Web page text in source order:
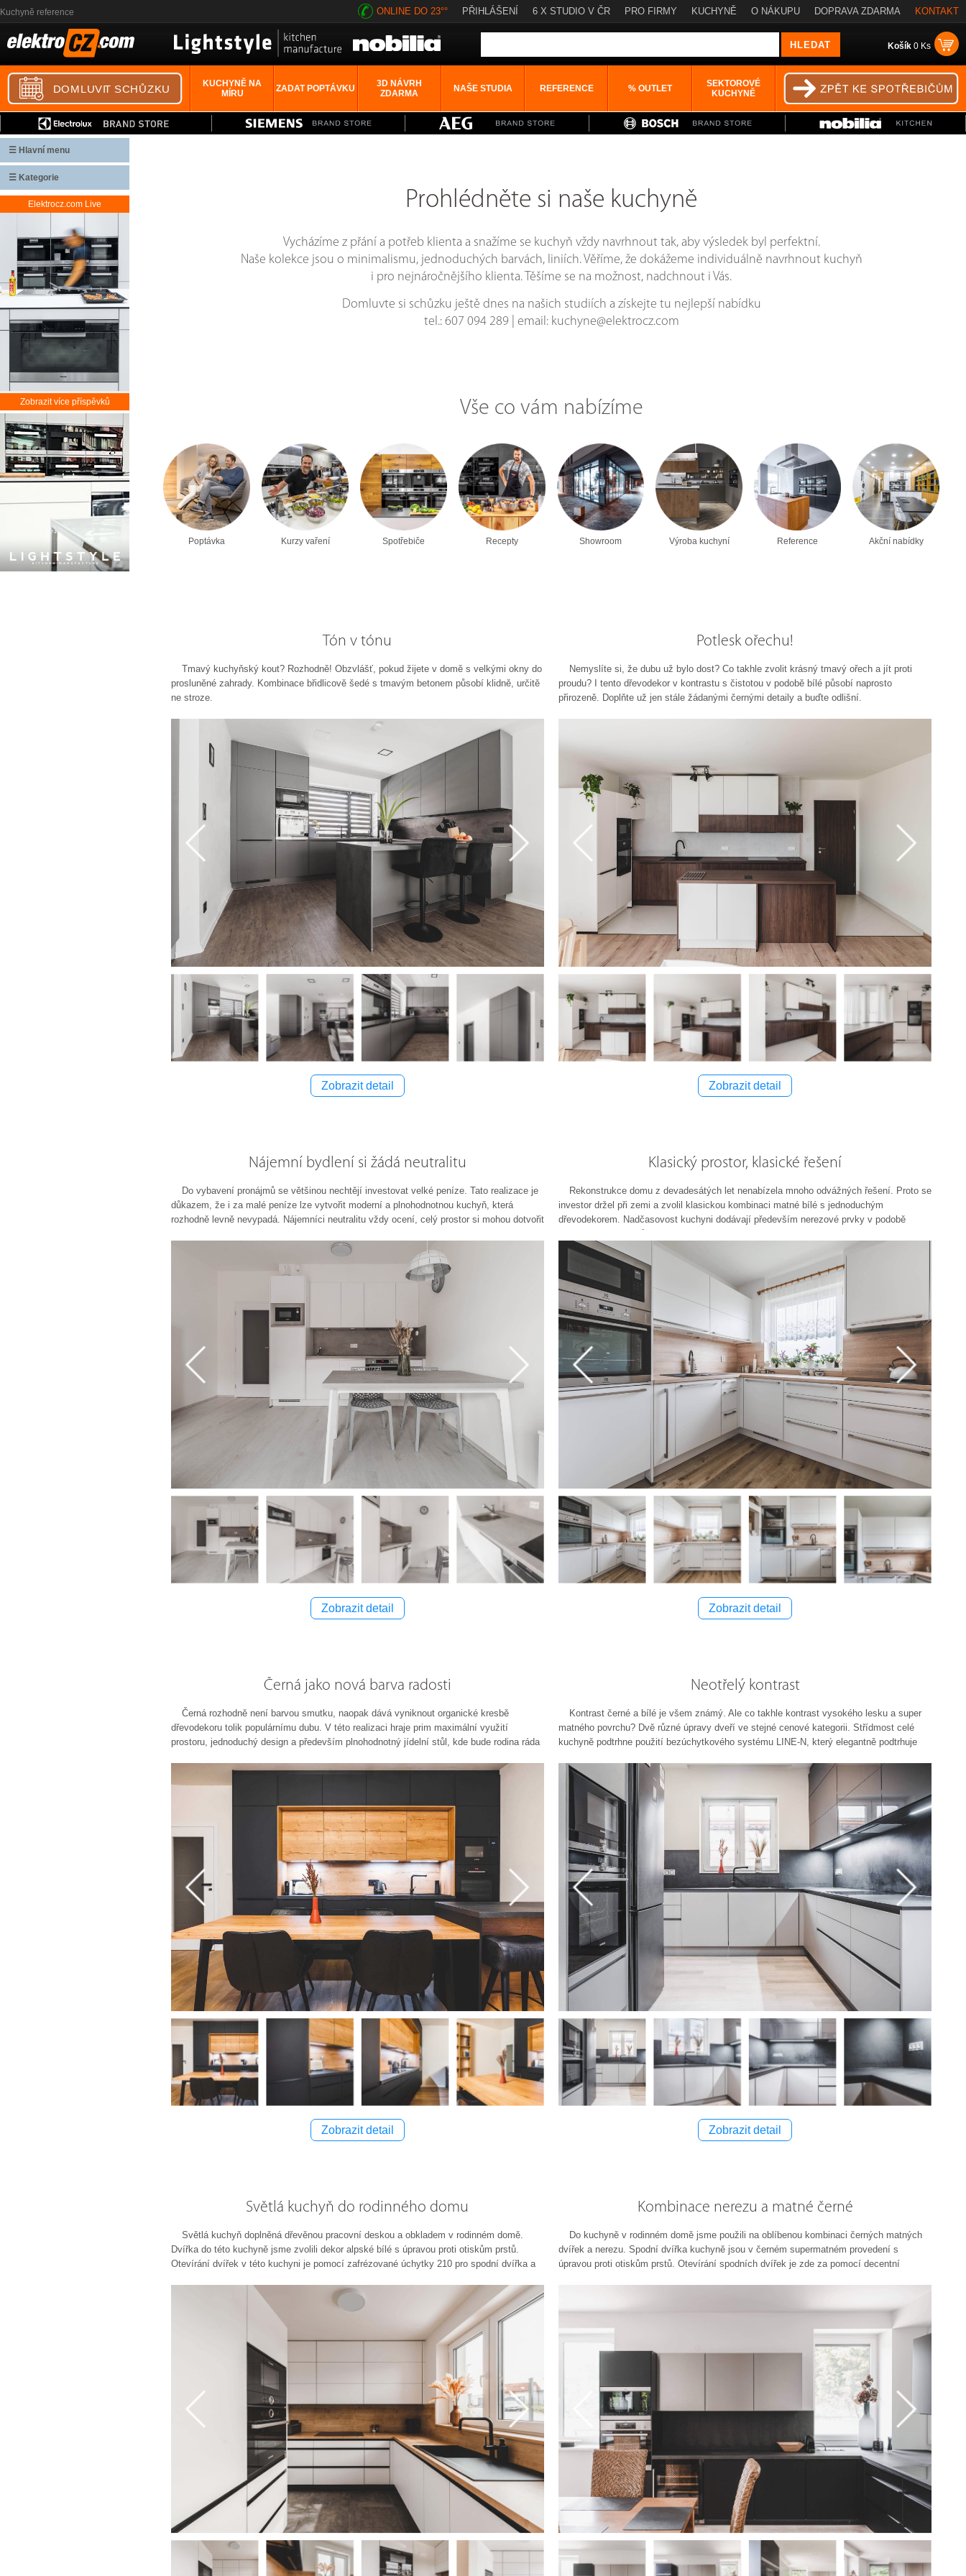
Kuchyně reference ONLINE DO 23°° PŘIHLÁŠENÍ 6 X STUDIO V ČR PRO FIRMY KUCHYNĚ O NÁKUPU DOPRAVA ZDARMA KONTAKT
Košík0 Ks
KUCHYNĚ NA
MÍRU
ZADAT POPTÁVKU
3D NÁVRH
ZDARMA
NAŠE STUDIA REFERENCE % OUTLET
SEKTOROVÉ
KUCHYNĚ
Prohlédněte si naše kuchyně
Vycházíme z přání a potřeb klienta a snažíme se kuchyň vždy navrhnout tak, aby výsledek byl perfektní.
Naše kolekce jsou o minimalismu, jednoduchých barvách, liniích. Věříme, že dokážeme individuálně navrhnout kuchyň
i pro nejnáročnějšího klienta. Těšíme se na možnost, nadchnout i Vás.
Domluvte si schůzku ještě dnes na našich studiích a získejte tu nejlepší nabídku
tel.: 607 094 289 | email: kuchyne@elektrocz.com
Vše co vám nabízíme
Poptávka Kurzy vaření Spotřebiče Recepty Showroom Výroba kuchyní Reference Akční nabídky
Tón v tónu
Tmavý kuchyňský kout? Rozhodně! Obzvlášť, pokud žijete v domě s velkými okny do
prosluněné zahrady. Kombinace břidlicově šedé s tmavým betonem působí klidně, určitě
ne stroze.
Zobrazit detail
Potlesk ořechu!
Nemyslíte si, že dubu už bylo dost? Co takhle zvolit krásný tmavý ořech a jít proti
proudu? I tento dřevodekor v kontrastu s čistotou v podobě bílé působí naprosto
přirozeně. Doplňte už jen stále žádanými černými detaily a buďte odlišní.
Zobrazit detail
Nájemní bydlení si žádá neutralitu
Do vybavení pronájmů se většinou nechtějí investovat velké peníze. Tato realizace je
důkazem, že i za malé peníze lze vytvořit moderní a plnohodnotnou kuchyň, která
rozhodně levně nevypadá. Nájemníci neutralitu vždy ocení, celý prostor si mohou dotvořit
Zobrazit detail
Klasický prostor, klasické řešení
Rekonstrukce domu z devadesátých let nenabízela mnoho odvážných řešení. Proto se
investor držel při zemi a zvolil klasickou kombinaci matné bílé s jednoduchým
dřevodekorem. Nadčasovost kuchyni dodávají především nerezové prvky v podobě
Zobrazit detail
Černá jako nová barva radosti
Černá rozhodně není barvou smutku, naopak dává vyniknout organické kresbě
dřevodekoru tolik populárnímu dubu. V této realizaci hraje prim maximální využití
prostoru, jednoduchý design a především plnohodnotný jídelní stůl, kde bude rodina ráda
Zobrazit detail
Neotřelý kontrast
Kontrast černé a bílé je všem známý. Ale co takhle kontrast vysokého lesku a super
matného povrchu? Dvě různé úpravy dveří ve stejné cenové kategorii. Střídmost celé
kuchyně podtrhne použití bezúchytkového systému LINE-N, který elegantně podtrhuje
Zobrazit detail
Světlá kuchyň do rodinného domu
Světlá kuchyň doplněná dřevěnou pracovní deskou a obkladem v rodinném domě.
Dvířka do této kuchyně jsme zvolili dekor alpské bílé s úpravou proti otiskům prstů.
Otevírání dvířek v této kuchyni je pomocí zafrézované úchytky 210 pro spodní dvířka a
obklad kuchyně jsou imitace dubu Sierra. Spotřebiče v této kuchyni jsou od značky
Bosch, trouba a mikrovlnka jsou ze Serie 8.
Kombinace nerezu a matné černé
Do kuchyně v rodinném domě jsme použili na oblíbenou kombinaci černých matných
dvířek a nerezu. Spodní dvířka kuchyně jsou v černém supermatném provedení s
úpravou proti otiskům prstů. Otevírání spodních dvířek je zde za pomocí decentní
☰ Hlavní menu
☰ Kategorie
Elektrocz.com Live
Zobrazit více příspěvků